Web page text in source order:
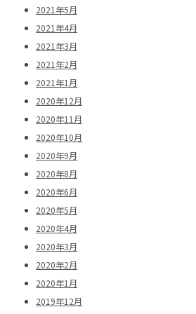
2021年5月
2021年4月
2021年3月
2021年2月
2021年1月
2020年12月
2020年11月
2020年10月
2020年9月
2020年8月
2020年6月
2020年5月
2020年4月
2020年3月
2020年2月
2020年1月
2019年12月